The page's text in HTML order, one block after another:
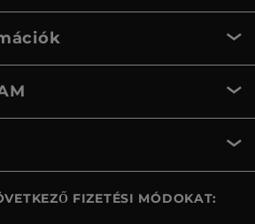
FIZETÉSI MÓDOKAT: